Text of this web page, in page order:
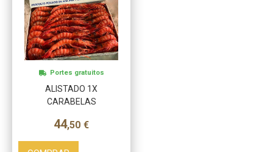
ALISTADO 1X
CARABELAS
44,50 €
Portes gratuitos
Más info